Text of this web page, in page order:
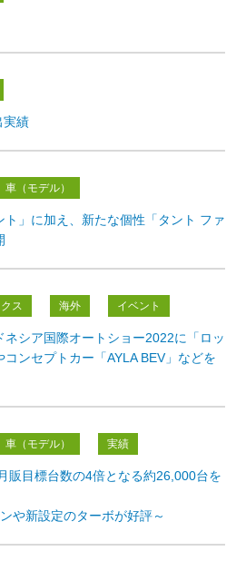
績
車（モデル）
」に加え、新たな個性「タント ファ
ス 海外 イベント
シア国際オートショー2022に「ロッ
ンセプトカー「AYLA BEV」などを
車（モデル） 実績
販目標台数の4倍となる約26,000台を
や新設定のターボが好評～